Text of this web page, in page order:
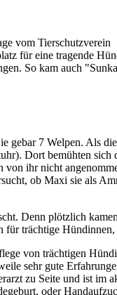
vom Tierschutzverein
für eine tragende
So kam auch
gebar 7 Welpen. Als
Dort bemühten
ihr nicht
ob Maxi sie als
Denn plötzlich
trächtige
von trächtigen
sehr gute
zu Seite und ist
oder